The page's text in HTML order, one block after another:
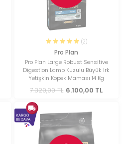
(2)
Pro Plan
Pro Plan Large Robust Sensitive
Digestion Lamb Kuzulu Büyük Irk
Yetişkin Köpek Maması 14 Kg
7.320,00 TL 6.100,00 TL